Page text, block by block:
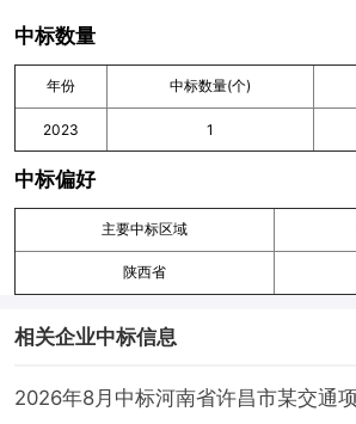
中标数量
年份 中标数量(个)
2023 1
中标偏好
主要中标区域
陕西省
相关企业中标信息
2026年8月中标河南省许昌市某交通